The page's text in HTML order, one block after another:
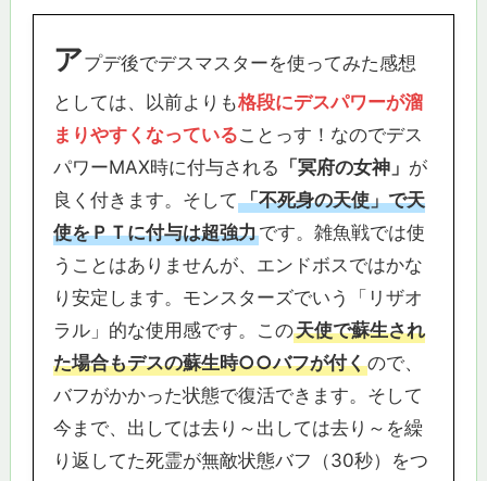
アプデ後でデスマスターを使ってみた感想
としては、以前よりも格段にデスパワーが溜
まりやすくなっていることっす！なのでデス
パワーMAX時に付与される 「冥府の女神」 が
良く付きます。そして「不死身の天使」で天
使をＰＴに付与は超強力です。雑魚戦では使
うことはありませんが、エンドボスではかな
り安定します。モンスターズでいう「リザオ
ラル」的な使用感です。この天使で蘇生され
た場合もデスの蘇生時○○バフが付くので、
バフがかかった状態で復活できます。そして
今まで、出しては去り～出しては去り～を繰
り返してた死霊が無敵状態バフ（30秒）をつ